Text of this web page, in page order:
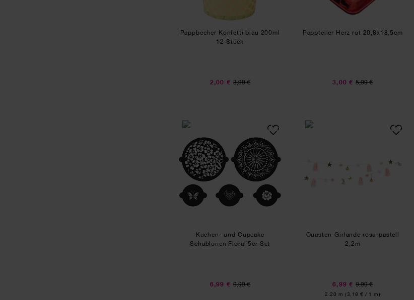
Pappbecher Konfetti blau 200ml
12 Stück
2,00 € 3,99 €
Pappteller Herz rot 20,8x18,5cm
3,00 € 5,99 €
Kuchen- und Cupcake Schablonen Floral 5er Set
Kuchen- und Cupcake
Schablonen Floral 5er Set
6,99 € 9,99 €
Quasten-
Quasten-Girlande rosa-pastell
2,2m
6,99 € 9,99 €
Inhalt:
2,20 m (3,18 € / 1 m)